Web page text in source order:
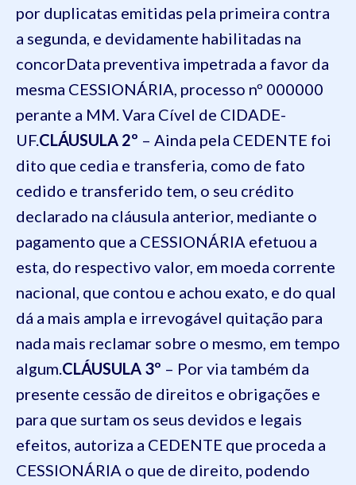
por duplicatas emitidas pela primeira contra
a segunda, e devidamente habilitadas na
concorData preventiva impetrada a favor da
mesma CESSIONÁRIA, processo nº 000000
perante a MM. Vara Cível de CIDADE-
UF.CLÁUSULA 2º – Ainda pela CEDENTE foi
dito que cedia e transferia, como de fato
cedido e transferido tem, o seu crédito
declarado na cláusula anterior, mediante o
pagamento que a CESSIONÁRIA efetuou a
esta, do respectivo valor, em moeda corrente
nacional, que contou e achou exato, e do qual
dá a mais ampla e irrevogável quitação para
nada mais reclamar sobre o mesmo, em tempo
algum.CLÁUSULA 3º – Por via também da
presente cessão de direitos e obrigações e
para que surtam os seus devidos e legais
efeitos, autoriza a CEDENTE que proceda a
CESSIONÁRIA o que de direito, podendo